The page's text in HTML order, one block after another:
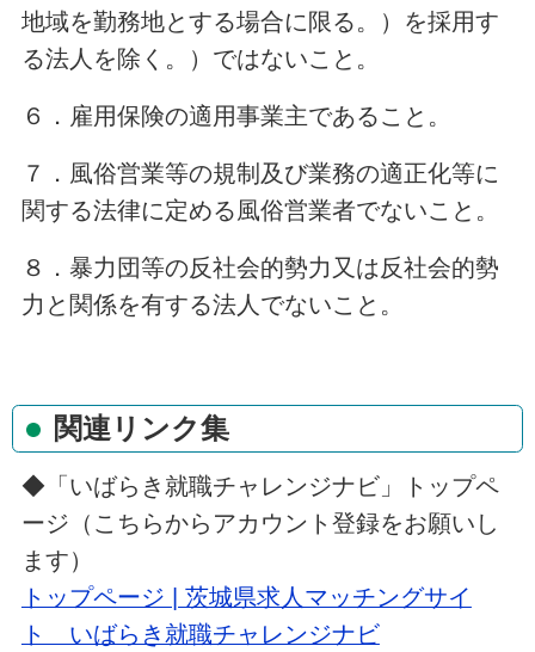
地域を勤務地とする場合に限る。）を採用す
る法人を除く。）ではないこと。
６．雇用保険の適用事業主であること。
７．風俗営業等の規制及び業務の適正化等に
関する法律に定める風俗営業者でないこと。
８．暴力団等の反社会的勢力又は反社会的勢
力と関係を有する法人でないこと。
関連リンク集
◆「いばらき就職チャレンジナビ」トップペ
ージ（こちらからアカウント登録をお願いし
ます）
トップページ | 茨城県求人マッチングサイ
ト いばらき就職チャレンジナビ